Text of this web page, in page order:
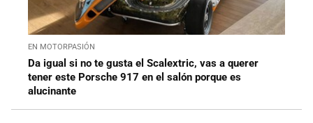
EN MOTORPASIÓN
Da igual si no te gusta el Scalextric, vas a querer
tener este Porsche 917 en el salón porque es
alucinante